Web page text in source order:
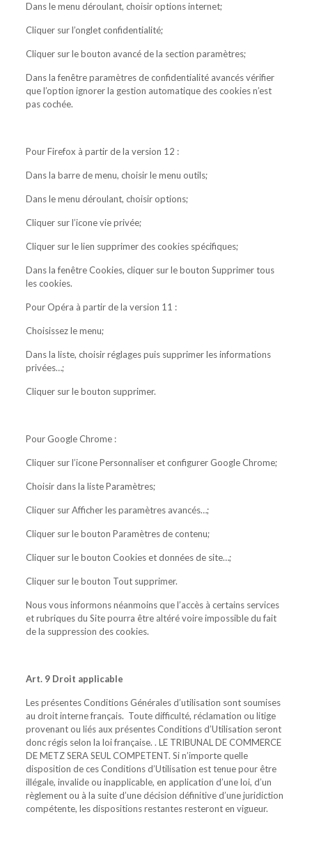
Dans le menu déroulant, choisir options internet;
Cliquer sur l’onglet confidentialité;
Cliquer sur le bouton avancé de la section paramètres;
Dans la fenêtre paramètres de confidentialité avancés vérifier
que l’option ignorer la gestion automatique des cookies n’est
pas cochée.
Pour Firefox à partir de la version 12 :
Dans la barre de menu, choisir le menu outils;
Dans le menu déroulant, choisir options;
Cliquer sur l’icone vie privée;
Cliquer sur le lien supprimer des cookies spécifiques;
Dans la fenêtre Cookies, cliquer sur le bouton Supprimer tous
les cookies.
Pour Opéra à partir de la version 11 :
Choisissez le menu;
Dans la liste, choisir réglages puis supprimer les informations
privées…;
Cliquer sur le bouton supprimer.
Pour Google Chrome :
Cliquer sur l’icone Personnaliser et configurer Google Chrome;
Choisir dans la liste Paramètres;
Cliquer sur Afficher les paramètres avancés…;
Cliquer sur le bouton Paramètres de contenu;
Cliquer sur le bouton Cookies et données de site…;
Cliquer sur le bouton Tout supprimer.
Nous vous informons néanmoins que l’accès à certains services
et rubriques du Site pourra être altéré voire impossible du fait
de la suppression des cookies.
Art. 9 Droit applicable
Les présentes Conditions Générales d’utilisation sont soumises
au droit interne français. Toute difficulté, réclamation ou litige
provenant ou liés aux présentes Conditions d’Utilisation seront
donc régis selon la loi française. . LE TRIBUNAL DE COMMERCE
DE METZ SERA SEUL COMPETENT. Si n’importe quelle
disposition de ces Conditions d’Utilisation est tenue pour être
illégale, invalide ou inapplicable, en application d’une loi, d’un
règlement ou à la suite d’une décision définitive d’une juridiction
compétente, les dispositions restantes resteront en vigueur.